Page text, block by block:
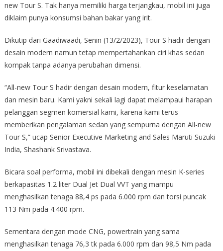
new Tour S. Tak hanya memiliki harga terjangkau, mobil ini juga
diklaim punya konsumsi bahan bakar yang irit.
Dikutip dari Gaadiwaadi, Senin (13/2/2023), Tour S hadir dengan
desain modern namun tetap mempertahankan ciri khas sedan
kompak tanpa adanya perubahan dimensi.
“All-new Tour S hadir dengan desain modern, fitur keselamatan
dan mesin baru. Kami yakni sekali lagi dapat melampaui harapan
pelanggan segmen komersial kami, karena kami terus
memberikan pengalaman sedan yang sempurna dengan All-new
Tour S,” ucap Senior Executive Marketing and Sales Maruti Suzuki
India, Shashank Srivastava.
Bicara soal performa, mobil ini dibekali dengan mesin K-series
berkapasitas 1.2 liter Dual Jet Dual VVT yang mampu
menghasilkan tenaga 88,4 ps pada 6.000 rpm dan torsi puncak
113 Nm pada 4.400 rpm.
Sementara dengan mode CNG, powertrain yang sama
menghasilkan tenaga 76,3 tk pada 6.000 rpm dan 98,5 Nm pada